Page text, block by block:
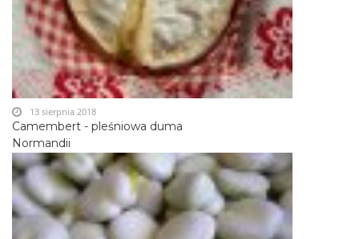
Camembert - pleśniowa duma
Normandii
13 sierpnia 2018